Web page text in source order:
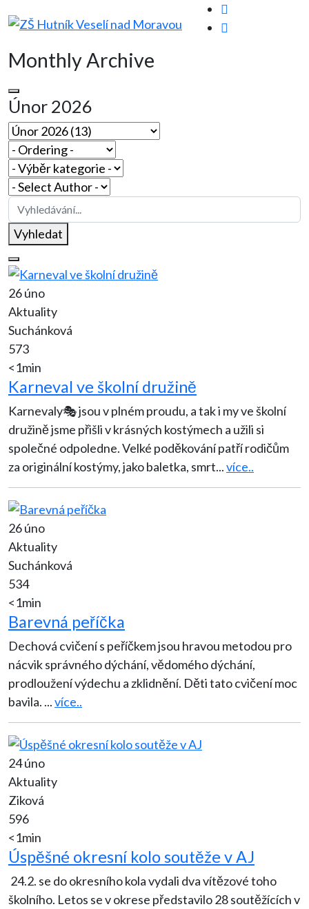
Monthly Archive
Únor 2026
Vyhledat
26 úno
Aktuality
Suchánková
573
<1min
Karneval ve školní družině
Karnevaly🎭 jsou v plném proudu, a tak i my ve školní
družině jsme přišli v krásných kostýmech a užili si
společné odpoledne. Velké poděkování patří rodičům
za originální kostýmy, jako baletka, smrt...více..
26 úno
Aktuality
Suchánková
534
<1min
Barevná peříčka
Dechová cvičení s peříčkem jsou hravou metodou pro
nácvik správného dýchání, vědomého dýchání,
prodloužení výdechu a zklidnění. Děti tato cvičení moc
bavila. ...více..
24 úno
Aktuality
Ziková
596
<1min
Úspěšné okresní kolo soutěže v AJ
24.2. se do okresního kola vydali dva vítězové toho
školního. Letos se v okrese představilo 28 soutěžících v